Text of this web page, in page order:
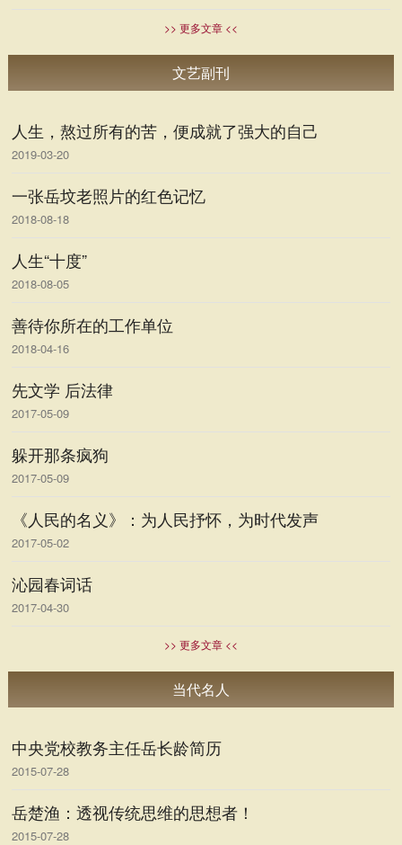
>> 更多文章 <<
文艺副刊
人生，熬过所有的苦，便成就了强大的自己
2019-03-20
一张岳坟老照片的红色记忆
2018-08-18
人生“十度”
2018-08-05
善待你所在的工作单位
2018-04-16
先文学 后法律
2017-05-09
躲开那条疯狗
2017-05-09
《人民的名义》：为人民抒怀，为时代发声
2017-05-02
沁园春词话
2017-04-30
>> 更多文章 <<
当代名人
中央党校教务主任岳长龄简历
2015-07-28
岳楚渔：透视传统思维的思想者！
2015-07-28